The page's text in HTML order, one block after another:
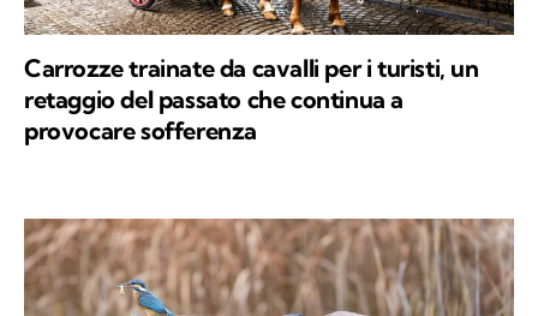
Carrozze trainate da cavalli per i turisti, un
retaggio del passato che continua a
provocare sofferenza